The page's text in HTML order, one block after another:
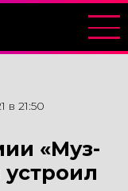
в 21:50
«Муз-